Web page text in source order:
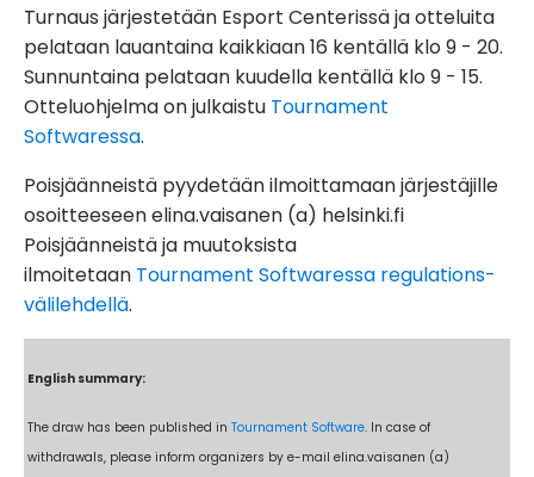
Turnaus järjestetään Esport Centerissä ja otteluita
pelataan lauantaina kaikkiaan 16 kentällä klo 9 - 20.
Sunnuntaina pelataan kuudella kentällä klo 9 - 15.
Otteluohjelma on julkaistu Tournament
Softwaressa.
Poisjäänneistä pyydetään ilmoittamaan järjestäjille
osoitteeseen elina.vaisanen (a) helsinki.fi
Poisjäänneistä ja muutoksista
ilmoitetaan Tournament Softwaressa regulations-
välilehdellä.
English summary:
The draw has been published in Tournament Software. In case of
withdrawals, please inform organizers by e-mail elina.vaisanen (a)